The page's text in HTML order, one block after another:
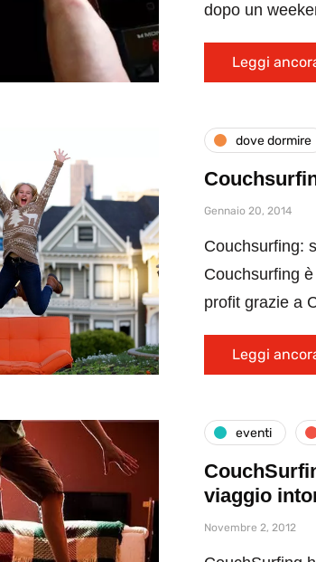
dopo un
Leggi
dove dormire
Gennaio 20, 2014
Couchsurfing:
Couchsurfing
profit grazie a
Leggi
eventi
viaggio
Novembre 2, 2012